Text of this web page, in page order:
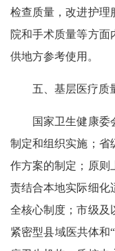
检查质量，改进护理
院和手术质量等方面
供地方参考使用。
五、基层医疗质量
国家卫生健康委会
制定和组织实施；省
作方案的制定；原则
责结合本地实际细化
全核心制度；市级及
紧密型县域医共体和